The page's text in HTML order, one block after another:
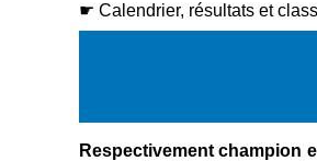
☛ Calendrier, résultats et
Respectivement champion